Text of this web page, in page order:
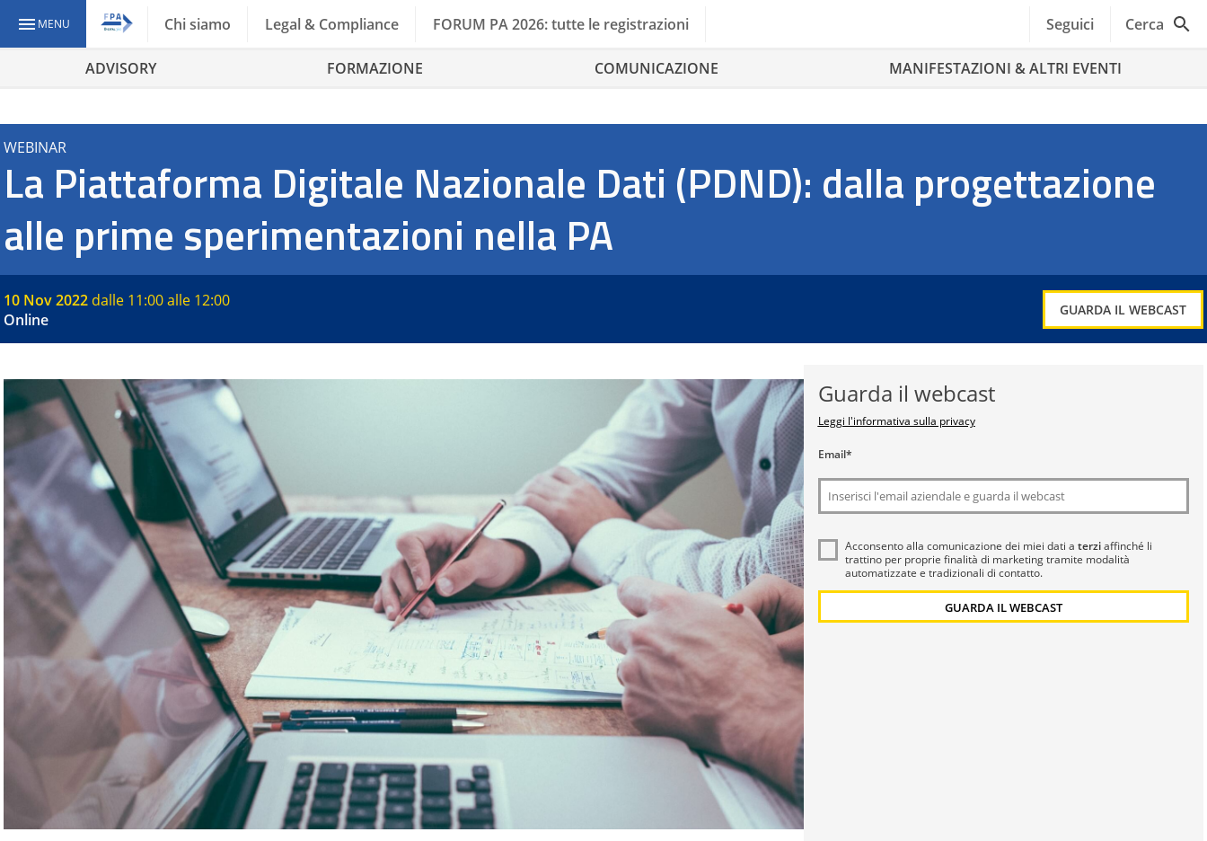
contenuto
MENU Chi siamo Legal & Compliance FORUM PA 2026: tutte le registrazioni Seguici Cerca
ADVISORY FORMAZIONE COMUNICAZIONE MANIFESTAZIONI & ALTRI EVENTI
WEBINAR
La Piattaforma Digitale Nazionale Dati (PDND): dalla progettazione
alle prime sperimentazioni nella PA
10 Nov 2022 dalle 11:00 alle 12:00
Online
GUARDA IL WEBCAST
Guarda il webcast
Leggi l'informativa sulla privacy
Email*
Acconsento alla comunicazione dei miei dati aterzi affinché li
trattino per proprie finalità di marketing tramite modalità
automatizzate e tradizionali di contatto.